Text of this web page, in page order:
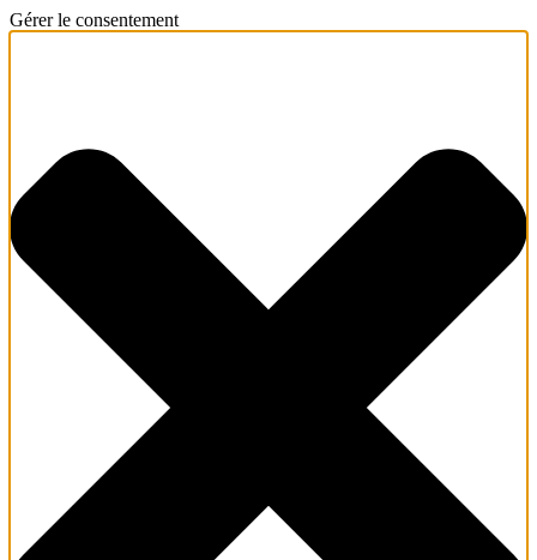
Gérer le consentement